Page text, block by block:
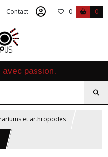
Contact 0 0
passion.
et arthropodes